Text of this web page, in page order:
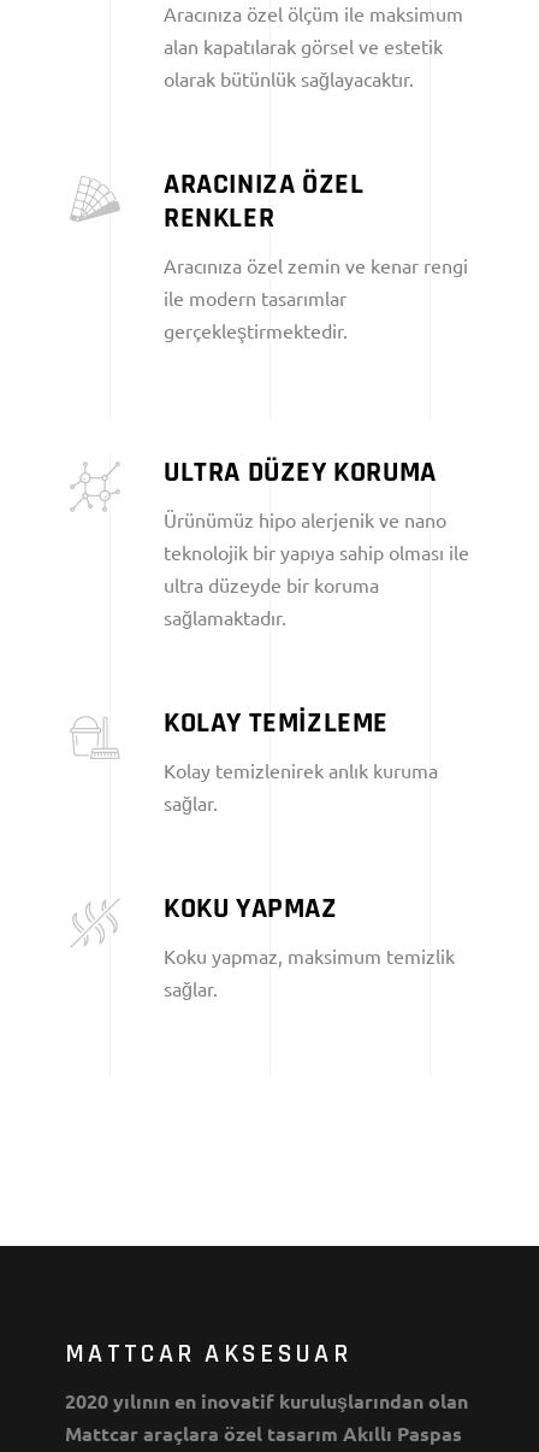
Aracınıza özel ölçüm ile maksimum
alan kapatılarak görsel ve estetik
olarak bütünlük sağlayacaktır.
ARACINIZA ÖZEL
RENKLER
Aracınıza özel zemin ve kenar rengi
ile modern tasarımlar
gerçekleştirmektedir.
ULTRA DÜZEY KORUMA
Ürünümüz hipo alerjenik ve nano
teknolojik bir yapıya sahip olması ile
ultra düzeyde bir koruma
sağlamaktadır.
KOLAY TEMİZLEME
Kolay temizlenirek anlık kuruma
sağlar.
KOKU YAPMAZ
Koku yapmaz, maksimum temizlik
sağlar.
MATTCAR AKSESUAR
2020 yılının en inovatif kuruluşlarından olan
Mattcar araçlara özel tasarım Akıllı Paspas